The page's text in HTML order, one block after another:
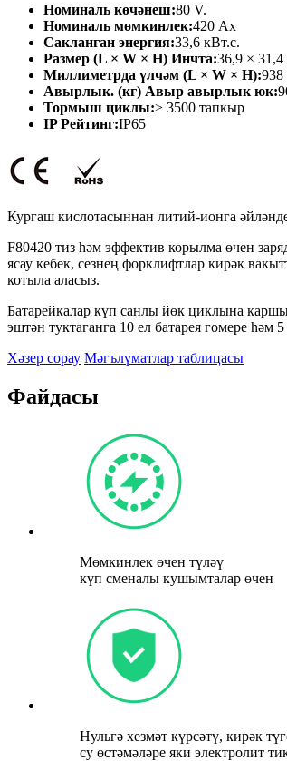
Номиналь көчәнеш:80 V.
Номиналь мөмкинлек:420 Ах
Сакланган энергия:33,6 кВт.с.
Размер (L × W × H) Инчта:36,9 ×
Миллиметрда үлчәм (L × W × H):
Авырлык. (кг) Авыр авырлык юк:
Тормыш циклы:> 3500 тапкыр
IP Рейтинг:IP65
Кургаш кислотасыннан литий-ионга
F80420 тиз һәм эффектив корылма өчен
ясау кебек, сезнең форклифтлар кирәк
котыла аласыз.
Батарейкалар күп санлы йөк циклына
эштән туктаганга 10 ел батарея гомере һәм
Хәзер сорау Мәгълүматлар таблицасы
Файдасы
Мөмкинлек өчен түләү
күп сменалы кушымталар өчен
Нульгә хезмәт күрсәтү, кирәк
су өстәмәләре яки электролит